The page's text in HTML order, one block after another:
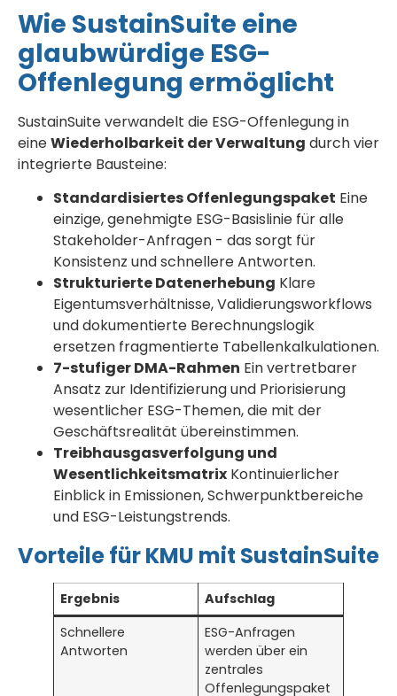
Wie SustainSuite eine
glaubwürdige ESG-
Offenlegung ermöglicht
SustainSuite verwandelt die ESG-Offenlegung in
eineWiederholbarkeit der Verwaltung durch vier
integrierte Bausteine:
Standardisiertes Offenlegungspaket Eine
einzige, genehmigte ESG-Basislinie für alle
Stakeholder-Anfragen - das sorgt für
Konsistenz und schnellere Antworten.
Strukturierte Datenerhebung Klare
Eigentumsverhältnisse, Validierungsworkflows
und dokumentierte Berechnungslogik
ersetzen fragmentierte Tabellenkalkulationen.
7-stufiger DMA-Rahmen Ein vertretbarer
Ansatz zur Identifizierung und Priorisierung
wesentlicher ESG-Themen, die mit der
Geschäftsrealität übereinstimmen.
Treibhausgasverfolgung und
Wesentlichkeitsmatrix Kontinuierlicher
Einblick in Emissionen, Schwerpunktbereiche
und ESG-Leistungstrends.
Vorteile für KMU mit SustainSuite
Ergebnis
Aufschlag
Schnellere
Antworten
ESG-Anfragen
werden über ein
zentrales
Offenlegungspaket